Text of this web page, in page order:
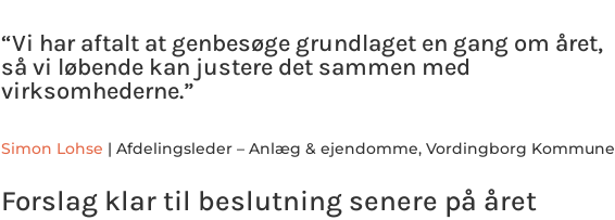
“Vi har aftalt at genbesøge grundlaget en gang om året,
så vi løbende kan justere det sammen med
virksomhederne.”
Simon Lohse | Afdelingsleder – Anlæg & ejendomme, Vordingborg Kommune
Forslag klar til beslutning senere på året